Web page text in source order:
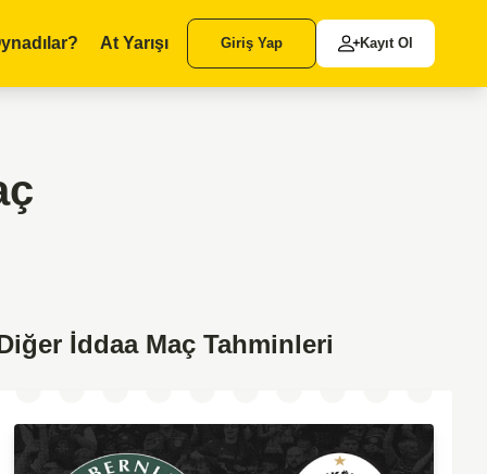
At Yarışı Giriş Yap Kayıt Ol
İddaa Maç Tahminleri